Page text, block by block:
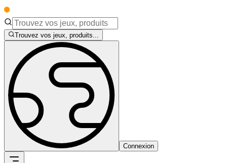
Trouvez vos jeux, produits...
Connexion